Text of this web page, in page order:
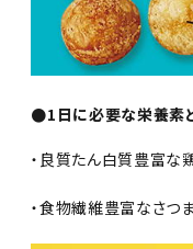
●1日に必要な栄養素
・良質たん白質豊富な
・食物繊維豊富なさつ